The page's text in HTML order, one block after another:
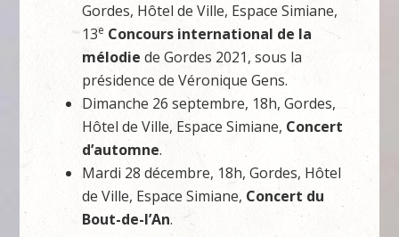
Gordes, Hôtel de Ville, Espace Simiane,
13e Concours international de la
mélodie de Gordes 2021, sous la
présidence de Véronique Gens.
Dimanche 26 septembre, 18h, Gordes,
Hôtel de Ville, Espace Simiane, Concert
d’automne.
Mardi 28 décembre, 18h, Gordes, Hôtel
de Ville, Espace Simiane, Concert du
Bout-de-l’An.